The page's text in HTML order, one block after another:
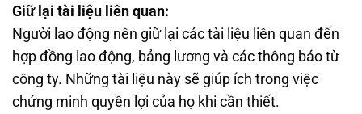
Giữ lại tài liệu liên quan:
Người lao động nên giữ lại các tài liệu liên quan đến
hợp đồng lao động, bảng lương và các thông báo từ
công ty. Những tài liệu này sẽ giúp ích trong việc
chứng minh quyền lợi của họ khi cần thiết.